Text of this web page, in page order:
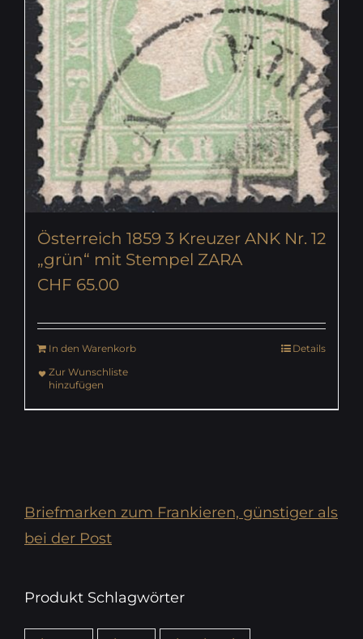
Österreich 1859 3 Kreuzer ANK Nr. 12
„grün“ mit Stempel ZARA
CHF 65.00
In den Warenkorb
Details
Zur Wunschliste
hinzufügen
Briefmarken zum Frankieren, günstiger als
bei der Post
Produkt Schlagwörter